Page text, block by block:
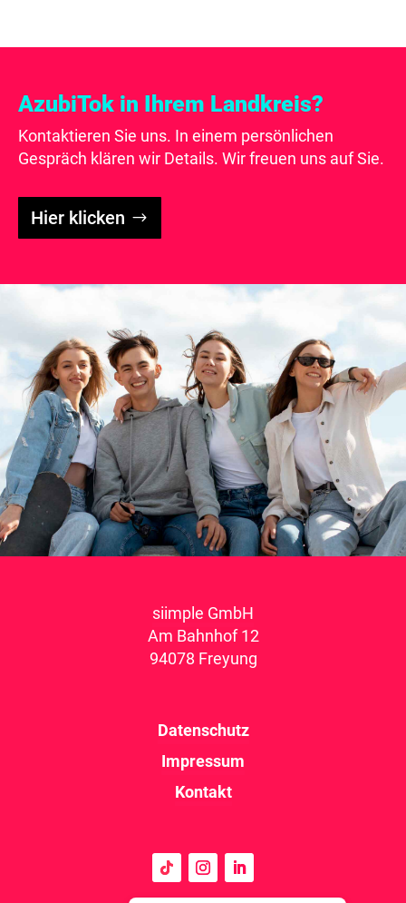
AzubiTok in Ihrem Landkreis?
Kontaktieren Sie uns. In einem persönlichen
Gespräch klären wir Details. Wir freuen uns auf Sie.
Hier klicken
siimple GmbH
Am Bahnhof 12
94078 Freyung
Datenschutz
Impressum
Kontakt